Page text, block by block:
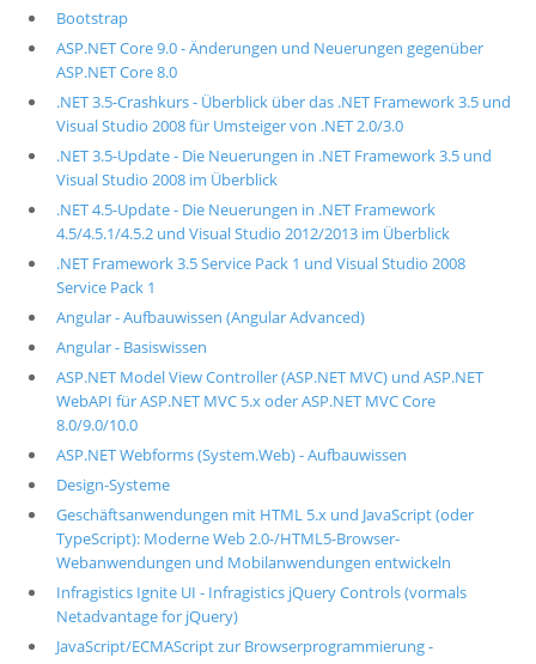
Bootstrap
ASP.NET Core 9.0 - Änderungen und Neuerungen gegenüber
ASP.NET Core 8.0
.NET 3.5-Crashkurs - Überblick über das .NET Framework 3.5 und
Visual Studio 2008 für Umsteiger von .NET 2.0/3.0
.NET 3.5-Update - Die Neuerungen in .NET Framework 3.5 und
Visual Studio 2008 im Überblick
.NET 4.5-Update - Die Neuerungen in .NET Framework
4.5/4.5.1/4.5.2 und Visual Studio 2012/2013 im Überblick
.NET Framework 3.5 Service Pack 1 und Visual Studio 2008
Service Pack 1
Angular - Aufbauwissen (Angular Advanced)
Angular - Basiswissen
ASP.NET Model View Controller (ASP.NET MVC) und ASP.NET
WebAPI für ASP.NET MVC 5.x oder ASP.NET MVC Core
8.0/9.0/10.0
ASP.NET Webforms (System.Web) - Aufbauwissen
Design-Systeme
Geschäftsanwendungen mit HTML 5.x und JavaScript (oder
TypeScript): Moderne Web 2.0-/HTML5-Browser-
Webanwendungen und Mobilanwendungen entwickeln
Infragistics Ignite UI - Infragistics jQuery Controls (vormals
Netadvantage for jQuery)
JavaScript/ECMAScript zur Browserprogrammierung -